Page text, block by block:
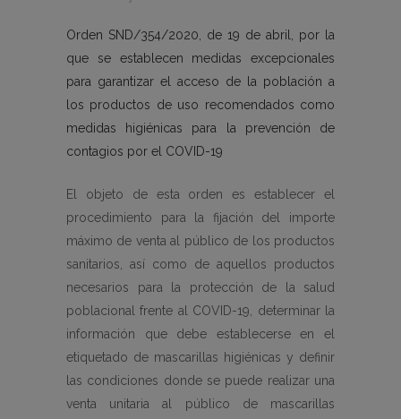
Orden SND/354/2020, de 19 de abril, por la
que se establecen medidas excepcionales
para garantizar el acceso de la población a
los productos de uso recomendados como
medidas higiénicas para la prevención de
contagios por el COVID-19
El objeto de esta orden es establecer el
procedimiento para la fijación del importe
máximo de venta al público de los productos
sanitarios, así como de aquellos productos
necesarios para la protección de la salud
poblacional frente al COVID-19, determinar la
información que debe establecerse en el
etiquetado de mascarillas higiénicas y definir
las condiciones donde se puede realizar una
venta unitaria al público de mascarillas